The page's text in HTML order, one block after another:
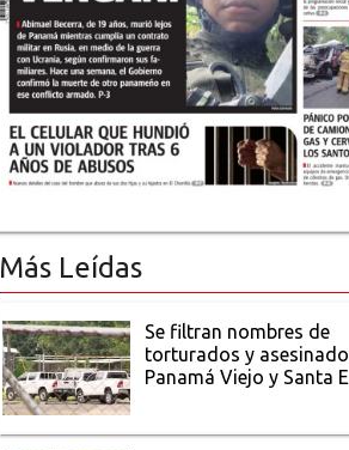
Más Leídas
Se filtran nombres de
torturados y
Panamá Viejo y Santa